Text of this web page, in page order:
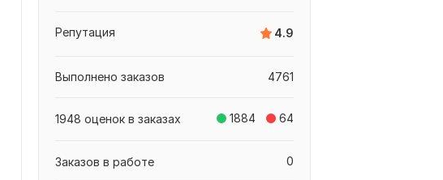
4.9
Репутация
4761
Выполнено заказов
1884 64
1948 оценок в заказах
0
Заказов в работе